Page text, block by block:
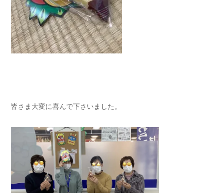
皆さま大変に喜んで下さいました。